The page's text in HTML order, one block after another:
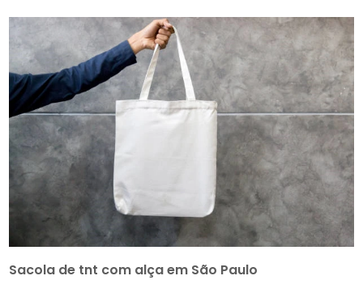
Sacola de tnt com alça em São Paulo